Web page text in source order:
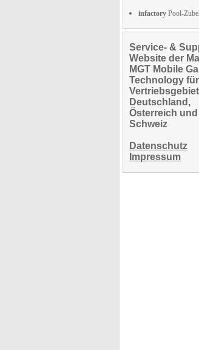
infactory Pool-
Service- &
Website der
MGT Mobile
Technology
Deutschland,
Österreich und
Schweiz
Datenschutz
Impressum